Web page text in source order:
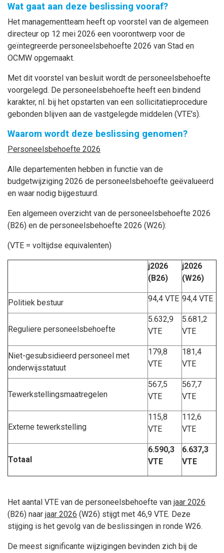
Wat gaat aan deze beslissing vooraf?
Het managementteam heeft op voorstel van de algemeen
directeur op 12 mei 2026 een voorontwerp voor de
geïntegreerde personeelsbehoefte 2026 van Stad en
OCMW opgemaakt.
Met dit voorstel van besluit wordt de personeelsbehoefte
voorgelegd. De personeelsbehoefte heeft een bindend
karakter, nl. bij het opstarten van een sollicitatieprocedure
gebonden blijven aan de vastgelegde middelen (VTE's).
Waarom wordt deze beslissing genomen?
Personeelsbehoefte 2026
Alle departementen hebben in functie van de
budgetwijziging 2026 de personeelsbehoefte geëvalueerd
en waar nodig bijgestuurd.
Een algemeen overzicht van de personeelsbehoefte 2026
(B26) en de personeelsbehoefte 2026 (W26):
(VTE = voltijdse equivalenten)
j2026
(B26)
j2026
(W26)
Politiek bestuur 94,4 VTE 94,4 VTE
Reguliere personeelsbehoefte
5.632,9
VTE
5.681,2
VTE
Niet-gesubsidieerd personeel met
onderwijsstatuut
179,8
VTE
181,4
VTE
Tewerkstellingsmaatregelen
567,5
VTE
567,7
VTE
Externe tewerkstelling
115,8
VTE
112,6
VTE
Totaal
6.590,3
VTE
6.637,3
VTE
Het aantal VTE van de personeelsbehoefte van jaar 2026
(B26) naar jaar 2026 (W26) stijgt met 46,9 VTE. Deze
stijging is het gevolg van de beslissingen in ronde W26.
De meest significante wijzigingen bevinden zich bij de